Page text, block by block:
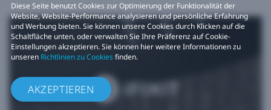
Diese Seite benutzt Cookies zur Optimierung der Funktionalität der
Website, Website-Performance analysieren und persönliche Erfahrung
und Werbung bieten. Sie können unsere Cookies durch Klicken auf die
Schaltfläche unten, oder verwalten Sie Ihre Präferenz auf Cookie-
Einstellungen akzeptieren. Sie können hier weitere Informationen zu
unseren Richtlinien zu Cookiesfinden.
AKZEPTIEREN